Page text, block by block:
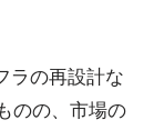
ラの再設計な
のの、市場の